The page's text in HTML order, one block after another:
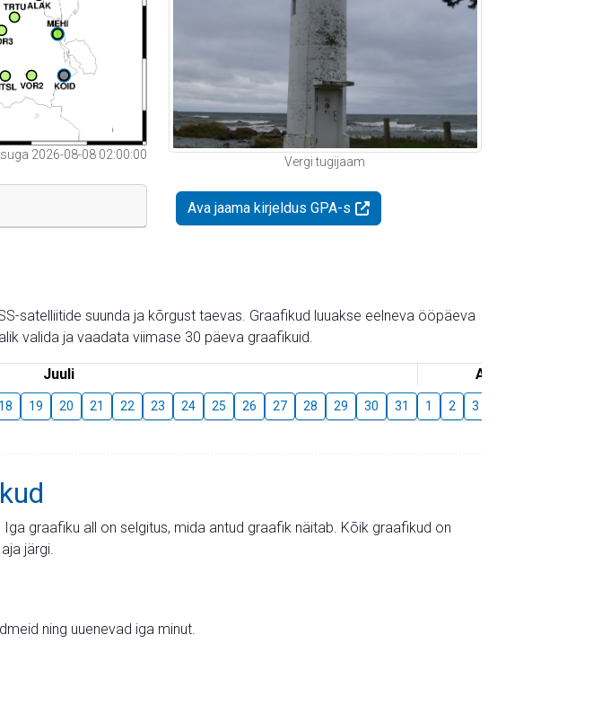
2026-08-08 02:00:00
Vergi tugijaam
Ava jaama kirjeldus GPA-s
satelliitide suunda ja kõrgust taevas. Graafikud luuakse eelneva ööpäeva
valida ja vaadata viimase 30 päeva graafikuid.
Juuli August
18 19 20 21 22 23 24 25 26 27 28 29 30 31 1 2 3
graafiku all on selgitus, mida antud graafik näitab. Kõik graafikud on
järgi.
ning uuenevad iga minut.